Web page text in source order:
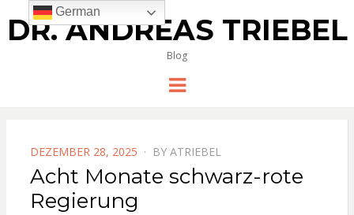
DR. ANDREAS TRIEBEL
Blog
Menu
POSTED
ON
DEZEMBER 28, 2025 BY ATRIEBEL
Acht Monate schwarz-rote
Regierung
German